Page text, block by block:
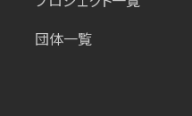
団体一覧